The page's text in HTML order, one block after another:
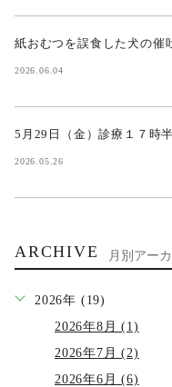
紙おむつを誤食した犬の
2026.06.04
5月29日（金）診療１７時
2026.05.26
ARCHIVE 月別アー
2026年 (19)
2026年8月 (1)
2026年7月 (2)
2026年6月 (6)